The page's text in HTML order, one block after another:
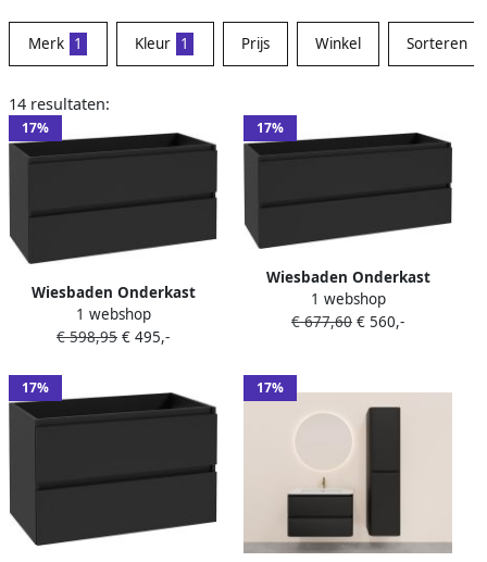
Merk 1 Kleur 1 Prijs Winkel Sorteren
14 resultaten:
17%
Wiesbaden Onderkast
Alvara 100x46 cm 2 Laden 1
Uitsparing Mat Zwart
1 webshop
€ 598,95 € 495,-
17%
Wiesbaden Onderkast
Alvara 120x46 cm 2 Laden 2
Uitsparingen Mat Zwart
1 webshop
€ 677,60 € 560,-
17% 17%